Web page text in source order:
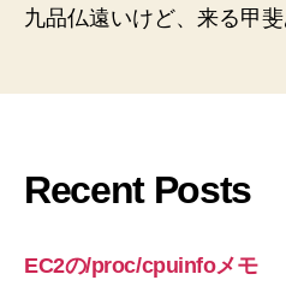
九品仏遠いけど、来る甲
Recent Posts
EC2の/proc/cpuinfoメモ